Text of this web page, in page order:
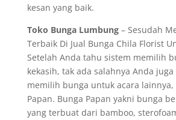
kesan yang baik.
Toko Bunga Lumbung– Sesudah
Terbaik Di Jual Bunga Chila Florist
Setelah Anda tahu sistem memilih
kekasih, tak ada salahnya Anda
memilih bunga untuk acara lainnya,
Papan. Bunga Papan yakni bunga
yang terbuat dari bamboo,